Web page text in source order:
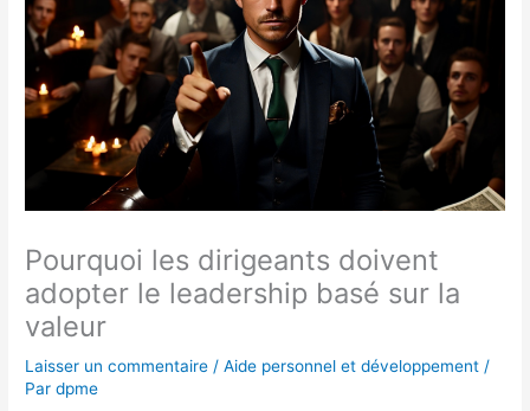
Pourquoi les dirigeants doivent
adopter le leadership basé sur la
valeur
Laisser un commentaire /Aide personnel et développement /
Pardpme